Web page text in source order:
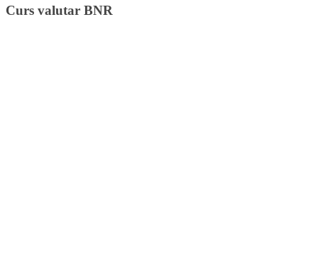
Curs valutar BNR